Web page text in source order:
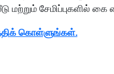
சேமிப்புகளில்
கொள்ளுங்கள்.